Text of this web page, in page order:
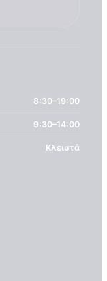
8:30–19:00
9:30–14:00
Κλειστά